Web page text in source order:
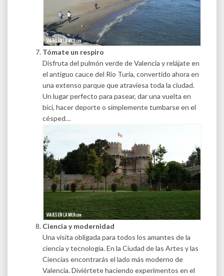
Tómate un respiro
Disfruta del pulmón verde de Valencia y relájate en
el antiguo cauce del Río Turia, convertido ahora en
una extenso parque que atraviesa toda la ciudad.
Un lugar perfecto para pasear, dar una vuelta en
bici, hacer deporte o simplemente tumbarse en el
césped…
Ciencia y modernidad
Una visita obligada para todos los amantes de la
ciencia y tecnología. En la Ciudad de las Artes y las
Ciencias encontrarás el lado más moderno de
Valencia. Diviértete haciendo experimentos en el